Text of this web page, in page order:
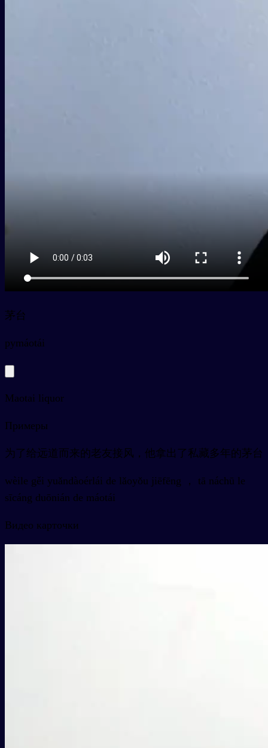
茅台
pymáotái
Maotai liquor
Примеры
为了给远道而来的老友接风，他拿出了私藏多年的茅台
wèile gěi yuǎndàoérlái de lǎoyǒu jiēfēng ， tā náchū le
sīcáng duōnián de máotái
Видео карточки